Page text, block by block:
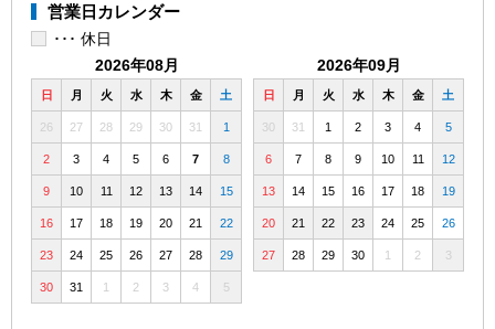
営業日カレンダー
･･･ 休日
2026年08月
日 月 火 水 木 金 土
26 27 28 29 30 31 1
2 3 4 5 6 7 8
9 10 11 12 13 14 15
16 17 18 19 20 21 22
23 24 25 26 27 28 29
30 31 1 2 3 4 5
2026年09月
日 月 火 水 木 金 土
30 31 1 2 3 4 5
6 7 8 9 10 11 12
13 14 15 16 17 18 19
20 21 22 23 24 25 26
27 28 29 30 1 2 3